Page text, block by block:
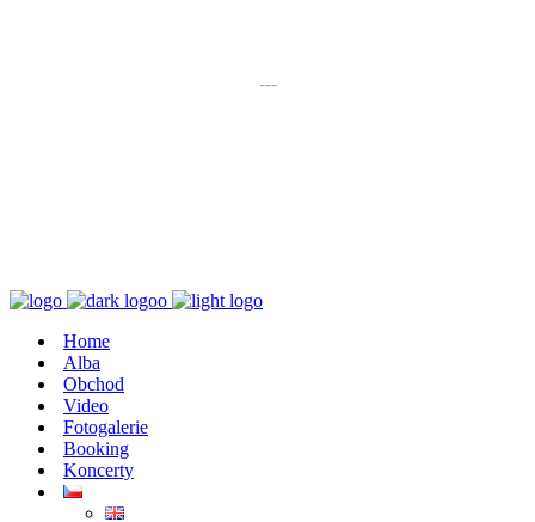
---
Home
Alba
Obchod
Video
Fotogalerie
Booking
Koncerty